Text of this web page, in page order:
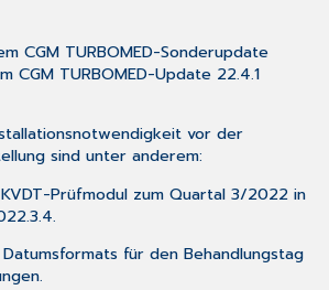
CGM TURBOMED-Sonderupdate
CGM TURBOMED-Update 22.4.1
vor der
sind unter anderem:
Prüfmodul zum Quartal 3/2022 in
für den Behandlungstag